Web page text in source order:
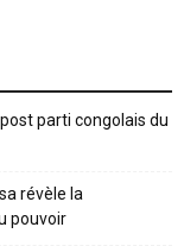
parti congolais du
révèle la
pouvoir